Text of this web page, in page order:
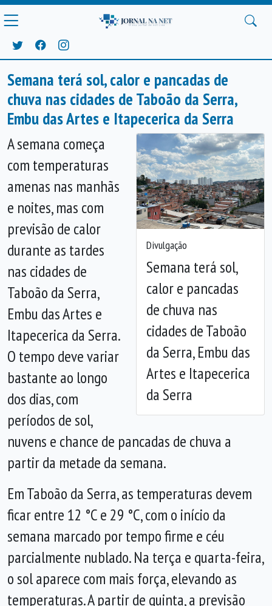
Semana terá sol, calor e pancadas de
chuva nas cidades de Taboão da Serra,
Embu das Artes e Itapecerica da Serra
Divulgação
Semana terá sol,
calor e pancadas
de chuva nas
cidades de Taboão
da Serra, Embu das
Artes e Itapecerica
da Serra
Anterior
A semana começa
com temperaturas
amenas nas manhãs
e noites, mas com
previsão de calor
durante as tardes
nas cidades de
Taboão da Serra,
Embu das Artes e
Itapecerica da Serra.
O tempo deve variar
bastante ao longo
dos dias, com
períodos de sol,
nuvens e chance de pancadas de chuva a
partir da metade da semana.
Em Taboão da Serra, as temperaturas devem
ficar entre 12 °C e 29 °C, com o início da
semana marcado por tempo firme e céu
parcialmente nublado. Na terça e quarta-feira,
o sol aparece com mais força, elevando as
temperaturas. A partir de quinta, a previsão